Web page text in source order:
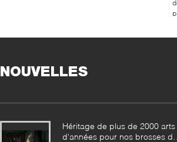
NOUVELLES
Héritage de plus de 2000 arts
d'années pour nos brosses de